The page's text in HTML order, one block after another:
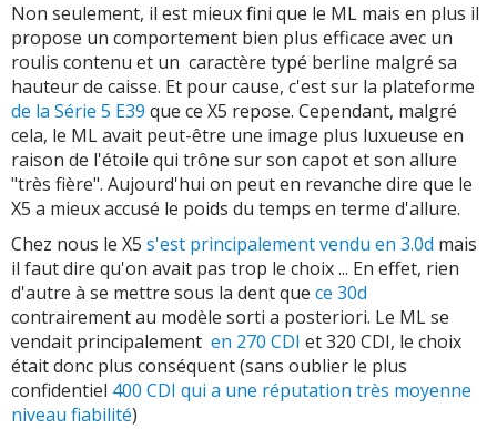
Non seulement, il est mieux fini que le ML mais en plus il
propose un comportement bien plus efficace avec un
roulis contenu et un caractère typé berline malgré sa
hauteur de caisse. Et pour cause, c'est sur la plateforme
de la Série 5 E39 que ce X5 repose. Cependant, malgré
cela, le ML avait peut-être une image plus luxueuse en
raison de l'étoile qui trône sur son capot et son allure
"très fière". Aujourd'hui on peut en revanche dire que le
X5 a mieux accusé le poids du temps en terme d'allure.
Chez nous le X5 s'est principalement vendu en 3.0d mais
il faut dire qu'on avait pas trop le choix ... En effet, rien
d'autre à se mettre sous la dent que ce 30d
contrairement au modèle sorti a posteriori. Le ML se
vendait principalement en 270 CDI et 320 CDI, le choix
était donc plus conséquent (sans oublier le plus
confidentiel 400 CDI qui a une réputation très moyenne
niveau fiabilité)